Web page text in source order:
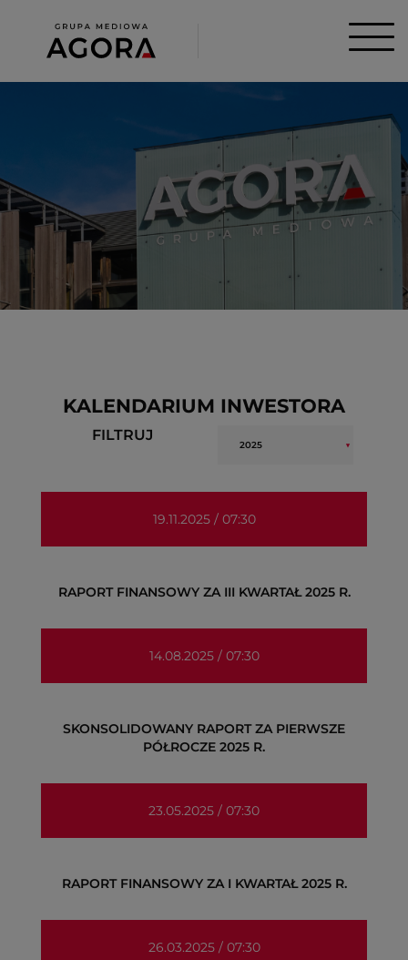
KALENDARIUM INWESTORA
FILTRUJ
19.11.2025 / 07:30
RAPORT FINANSOWY ZA III KWARTAŁ 2025 R.
14.08.2025 / 07:30
SKONSOLIDOWANY RAPORT ZA PIERWSZE
PÓŁROCZE 2025 R.
23.05.2025 / 07:30
RAPORT FINANSOWY ZA I KWARTAŁ 2025 R.
26.03.2025 / 07:30